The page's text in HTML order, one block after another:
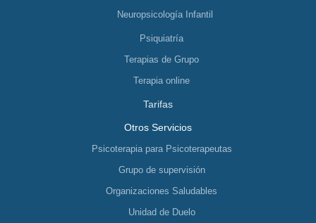
Neuropsicología Infantil
Psiquiatría
Terapias de Grupo
Terapia online
Tarifas
Otros Servicios
Psicoterapia para Psicoterapeutas
Grupo de supervisión
Organizaciones Saludables
Unidad de Duelo